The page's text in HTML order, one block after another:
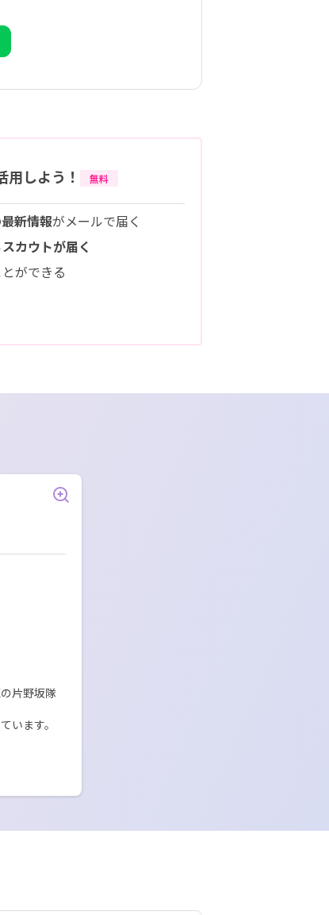
しよう！ 無料
新情報がメールで届く
スカウトが届く
ができる
片野坂隊
います。